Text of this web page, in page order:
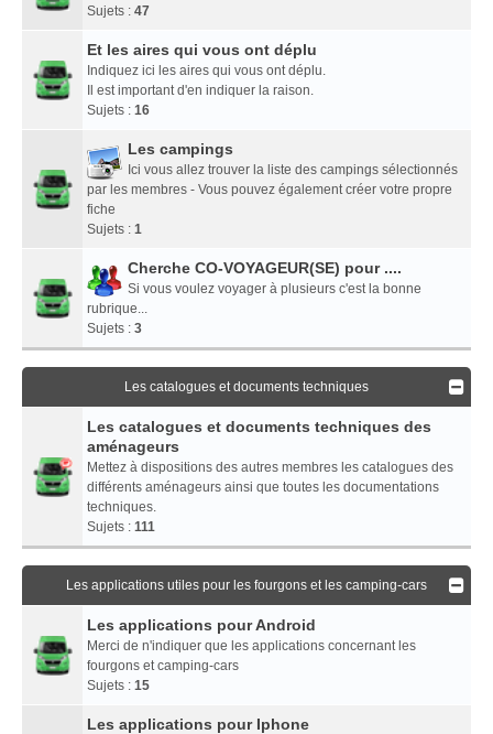
Sujets : 47
Et les aires qui vous ont déplu
Indiquez ici les aires qui vous ont déplu.
Il est important d'en indiquer la raison.
Sujets : 16
Les campings
Ici vous allez trouver la liste des campings sélectionnés
par les membres - Vous pouvez également créer votre propre
fiche
Sujets : 1
Cherche CO-VOYAGEUR(SE) pour ....
Si vous voulez voyager à plusieurs c'est la bonne
rubrique...
Sujets : 3
Les catalogues et documents techniques
Les catalogues et documents techniques des
aménageurs
Mettez à dispositions des autres membres les catalogues des
différents aménageurs ainsi que toutes les documentations
techniques.
Sujets : 111
Les applications utiles pour les fourgons et les camping-cars
Les applications pour Android
Merci de n'indiquer que les applications concernant les
fourgons et camping-cars
Sujets : 15
Les applications pour Iphone